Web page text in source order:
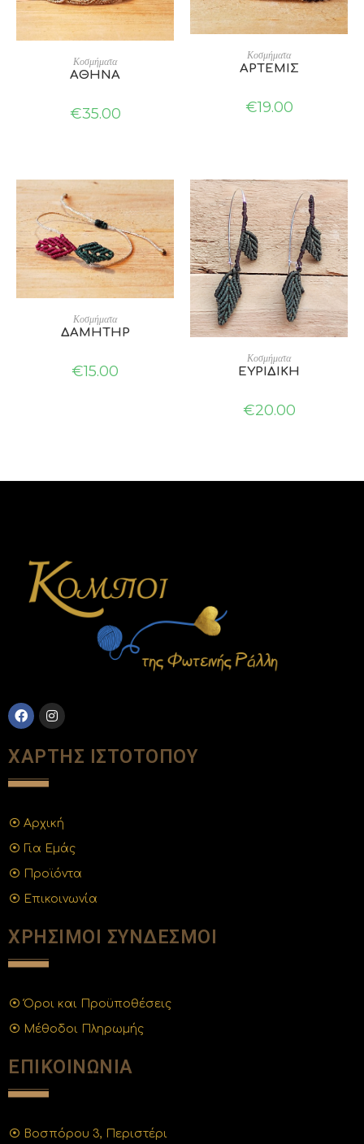
ADD TO CART
Κοσμήματα
ΑΘΗΝΑ
€35.00
ADD TO CART
Κοσμήματα
ΑΡΤΕΜΙΣ
€19.00
ADD TO CART
Κοσμήματα
ΔΑΜΗΤΗΡ
€15.00
ADD TO CART
Κοσμήματα
ΕΥΡΙΔΙΚΗ
€20.00
ΧΑΡΤΗΣ ΙΣΤΟΤΟΠΟΥ
Αρχική
Για Εμάς
Προϊόντα
Επικοινωνία
ΧΡΗΣΙΜΟΙ ΣΥΝΔΕΣΜΟΙ
Όροι και Προϋποθέσεις
Μέθοδοι Πληρωμής
ΕΠΙΚΟΙΝΩΝΙΑ
Βοσπόρου 3, Περιστέρι